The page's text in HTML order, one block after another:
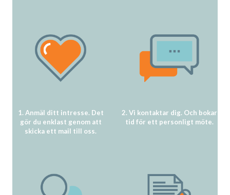
1. Anmäl ditt intresse. Det
gör du enklast genom att
skicka ett mail till oss.
2. Vi kontaktar dig. Och bokar
tid för ett personligt möte.